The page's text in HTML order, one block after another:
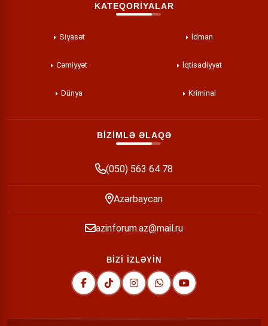
KATEQORİYALAR
Siyasət İdman
Cəmiyyət İqtisadiyyat
Dünya Kriminal
BİZİMLƏ ƏLAQƏ
(050) 563 64 78
Azərbaycan
azinforum.az@mail.ru
BİZİ İZLƏYİN